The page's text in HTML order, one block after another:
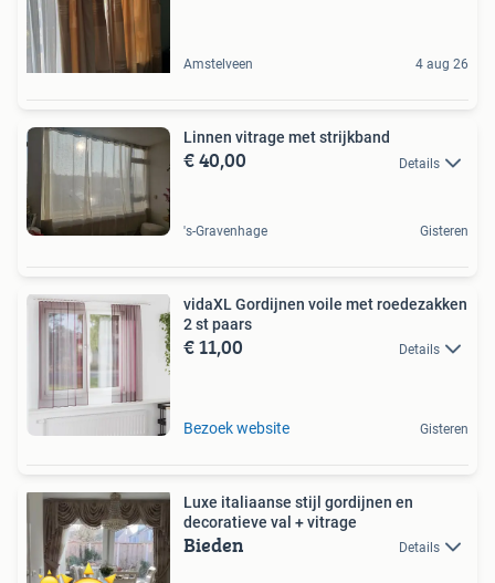
Amstelveen 4 aug 26
Linnen vitrage met strijkband
€ 40,00 Details
's-Gravenhage Gisteren
vidaXL Gordijnen voile met roedezakken
2 st paars
€ 11,00 Details
Bezoek website Gisteren
Luxe italiaanse stijl gordijnen en
decoratieve val + vitrage
Bieden Details